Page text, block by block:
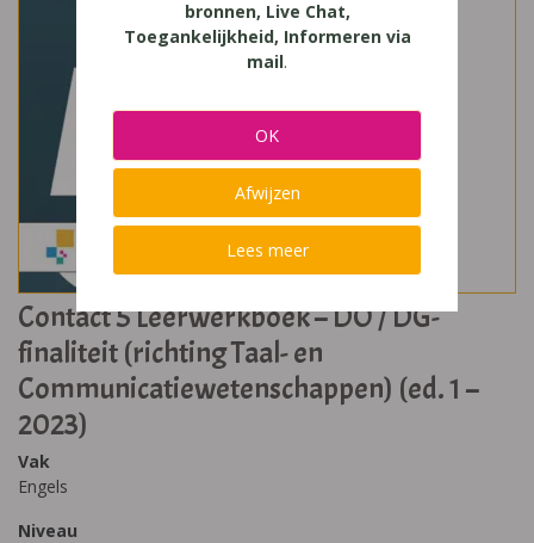
Contact 5 Leerwerkboek – DO / DG-
finaliteit (richting Taal- en
Communicatiewetenschappen) (ed. 1 –
2023)
Vak
Engels
Niveau
bronnen, Live Chat,
Toegankelijkheid, Informeren via
mail.
OK
Afwijzen
Lees meer